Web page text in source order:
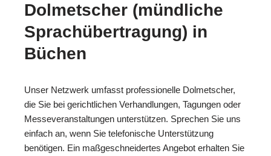
Dolmetscher (mündliche
Sprachübertragung) in
Büchen
Unser Netzwerk umfasst professionelle Dolmetscher,
die Sie bei gerichtlichen Verhandlungen, Tagungen oder
Messeveranstaltungen unterstützen. Sprechen Sie uns
einfach an, wenn Sie telefonische Unterstützung
benötigen. Ein maßgeschneidertes Angebot erhalten Sie